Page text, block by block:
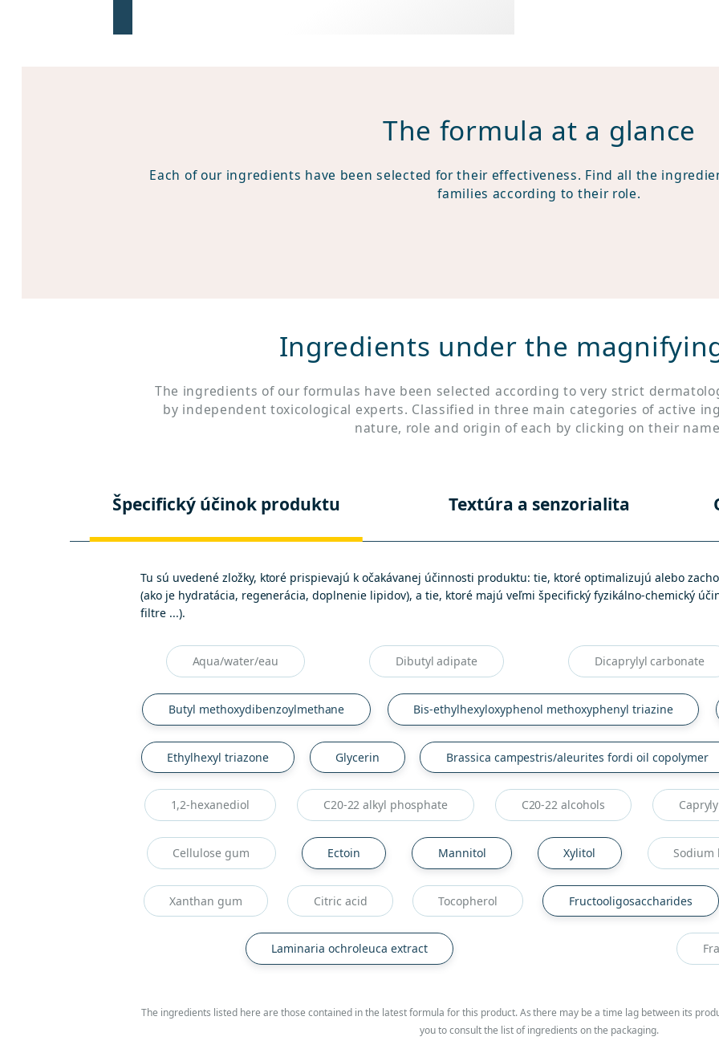
The formula at a glance
Each of our ingredients have been selected for their effectiveness. Find all the
families according to their role.
Ingredients under the
The ingredients of our formulas have been selected according to very strict
by independent toxicological experts. Classified in three main categories of active
nature, role and origin of each by clicking on their
Špecifický účinok produktu Textúra a senzorialita
Tu sú uvedené zložky, ktoré prispievajú k očakávanej účinnosti produktu: tie, ktoré optimalizujú alebo
(ako je hydratácia, regenerácia, doplnenie lipidov), a tie, ktoré majú veľmi špecifický fyzikálno-chemický
filtre ...).
Aqua/water/eau Dibutyl adipate Dicaprylyl carbonate
Butyl methoxydibenzoylmethane Bis-ethylhexyloxyphenol methoxyphenyl triazine
Ethylhexyl triazone Glycerin Brassica campestris/aleurites fordi oil copolymer
1,2-hexanediol C20-22 alkyl phosphate C20-22 alcohols
Cellulose gum Ectoin Mannitol Xylitol Sodium
Xanthan gum Citric acid Tocopherol Fructooligosaccharides
Laminaria ochroleuca extract
The ingredients listed here are those contained in the latest formula for this product. As there may be a time lag between its
you to consult the list of ingredients on the packaging.